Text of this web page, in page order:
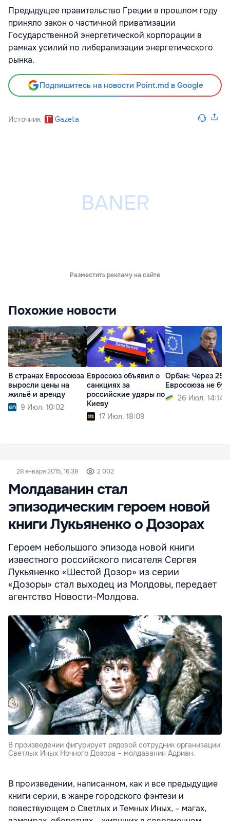
Предыдущее правительство Греции в прошлом году
приняло закон о частичной приватизации
Государственной энергетической корпорации в
рамках усилий по либерализации энергетического
рынка.
Подпишитесь на новости Point.md в Google
Источник Gazeta
Разместить рекламу на сайте
Похожие новости
В странах Евросоюза
выросли цены на
жильё и аренду
9 Июл. 10:02
Евросоюз объявил о
санкциях за
российские удары по
Киеву
17 Июл. 18:09
Орбан: Через 25
Евросоюза не
26 Июл. 14:14
28 января 2015, 16:38 2 002
Молдаванин стал
эпизодическим героем новой
книги Лукьяненко о Дозорах
Героем небольшого эпизода новой книги
известного российского писателя Сергея
Лукьяненко «Шестой Дозор» из серии
«Дозоры» стал выходец из Молдовы, передает
агентство Новости-Молдова.
В произведении фигурирует рядовой сотрудник организации
Светлых Иных Ночного Дозора – молдаванин Адриан.
В произведении, написанном, как и все предыдущие
книги серии, в жанре городского фэнтези и
повествующем о Светлых и Темных Иных, – магах,